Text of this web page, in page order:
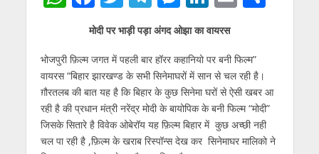
s
A
p
p
ac
e
b
o
o
k
w
itt
er
el
e
gr
a
m
e
ss
e
n
g
er
n
k
e
dI
n
l
मोदी पर भाड़ी पड़ा अंगद ओझा का वायरस
भोजपुरी फ़िल्म जगत में पहली बार हॉरर कहानियो पर बनी फिल्म”
वायरस “बिहार झारखण्ड के सभी सिनेमाघरों में सान से चल रही है।
ग़ौरतलब की बात यह है कि बिहार के कुछ सिनेमा घरों से ऐसी खबर आ
रही है की प्रधान मंत्री नरेंद्र मोदी के बायोपिक के बनी फिल्म “मोदी”
जिसके सितारे है विवेक ओबेरॉय यह फ़िल्म बिहार में कुछ अच्छी नही
चल पा रही है ,फ़िल्म के खराब रिस्पॉन्स देख कर सिनेमाघर मालिको ने